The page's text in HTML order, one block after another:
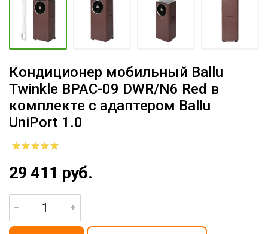
Кондиционер мобильный Ballu
Twinkle BPAC-09 DWR/N6 Red в
комплекте с адаптером Ballu
UniPort 1.0
29 411 руб.